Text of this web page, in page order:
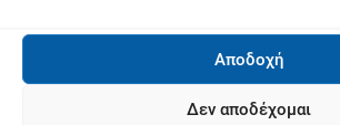
Αποδοχή
Δεν αποδέχομαι